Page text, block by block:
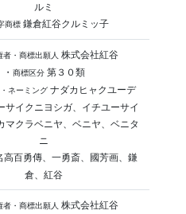
ルミ
商標鎌倉紅谷クルミッ子
者・商標出願人 株式会社紅谷
・ 商標区分第３０類
ネーミングナダカヒャクユーデ
サイクニヨシガ、イチユーサイ
マクラベニヤ、ベニヤ、ベニタ
ニ
百勇傳、一勇斎、國芳画、鎌
倉、紅谷
者・商標出願人 株式会社紅谷